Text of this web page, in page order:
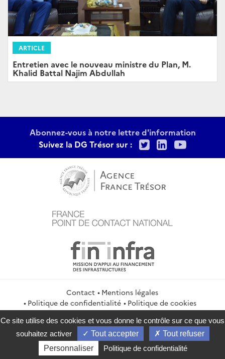
ARTICLE
Entretien avec le nouveau ministre du Plan, M.
Khalid Battal Najim Abdullah
Abonnez-vous à notre lettre d'information
Suivez la DG Trésor sur :
TwitterLinkedIn
Contact
Mentions légales
Politique de confidentialité
Politique de cookies
Gestion des cookies
Flux RSS
service-public.gouv.fr
legifrance.gouv.fr
info.gouv.fr
data.gouv.fr
Ce site utilise des cookies et vous donne le contrôle sur ce que vous
souhaitez activer
Tout accepter
Tout refuser
Personnaliser
Politique de confidentialité